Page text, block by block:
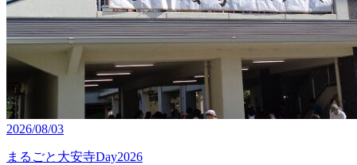
2026/08/03
まるごと大安寺Day2026